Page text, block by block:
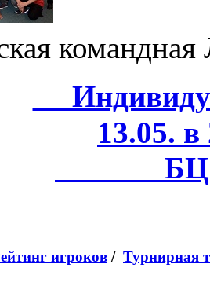
13.05.
БЦ
игроков / Турнирная